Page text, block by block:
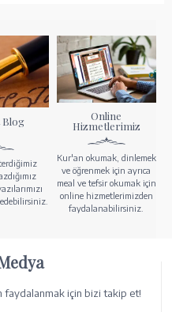
Online
Hizmetlerimiz
Kur'an okumak, dinlemek
ve öğrenmek için ayrıca
meal ve tefsir okumak için
online hizmetlerimizden
faydalanabilirsiniz.
faydalanmak için bizi takip et!